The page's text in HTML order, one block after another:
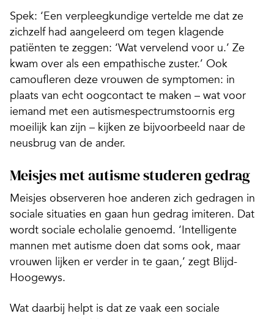
Spek: ‘Een verpleegkundige vertelde me dat ze
zichzelf had aangeleerd om tegen klagende
patiënten te zeggen: ‘Wat vervelend voor u.’ Ze
kwam over als een empathische zuster.’ Ook
camoufleren deze vrouwen de symptomen: in
plaats van echt oogcontact te maken – wat voor
iemand met een autismespectrumstoornis erg
moeilijk kan zijn – kijken ze bijvoorbeeld naar de
neusbrug van de ander.
Meisjes met autisme studeren gedrag
Meisjes observeren hoe anderen zich gedragen in
sociale situaties en gaan hun gedrag imiteren. Dat
wordt sociale echolalie genoemd. ‘Intelligente
mannen met autisme doen dat soms ook, maar
vrouwen lijken er verder in te gaan,’ zegt Blijd-
Hoogewys.
Wat daarbij helpt is dat ze vaak een sociale